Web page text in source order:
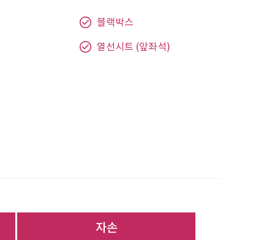
블랙박스
열선시트 (앞좌석)
자손